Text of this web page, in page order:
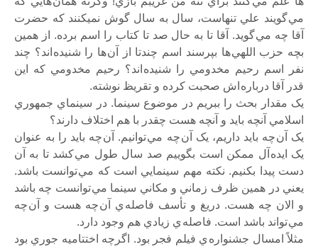
مي گويند علي تنهاست، سال به سال گوش نميکنند که حضرت
آقا چه مي گويد. آقا تا به حال صد تا کتاب را اسم برده. از همين
بچه حزب اللهي ها بپرسند اسم چندتا از آن ها را شنيده اند؟ چند
نفر اسم رحيم مخدومي را شنيده اند؟ رحيم مخدومي که اين
قدر آقا درباره اش صحبت کرده و تقريظ نوشته.
يک مقدار بحث را ببريم در موضوع سينما. در سينماي جمهوري
اسلامي آنچه بايد و آنچه هست چقدر با هم اختلاف دارند؟
يک آن چه بايد داريم، يک آن چه مي توانيم. آن چه بايد را به عنوان
يک ايده آل ممکن است بگوييم صد سال طول مي کشد تا به آن
دست پيدا بکنيم. نکته مهم سينمايي است که مي توانست باشد.
يعني در همين ظرف زماني و مکاني سينما مي توانست چه باشد
و الان چه هست. دريغ و تأسف فاصله ي آن چه هست و آن چه
مي تواند باشد است. فاصله ي زيادي هم وجود دارد.
مثلاً امسال جشنواره ي فيلم فجر بود. اگرچه اختتاميه جوري بود